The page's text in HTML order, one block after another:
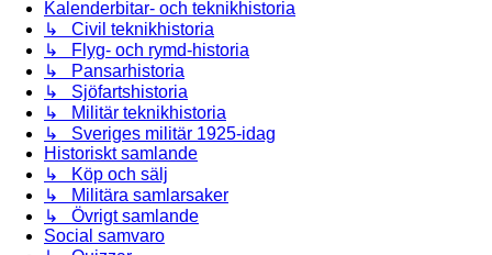
Kalenderbitar- och teknikhistoria
↳ Civil teknikhistoria
↳ Flyg- och rymd-historia
↳ Pansarhistoria
↳ Sjöfartshistoria
↳ Militär teknikhistoria
↳ Sveriges militär 1925-idag
Historiskt samlande
↳ Köp och sälj
↳ Militära samlarsaker
↳ Övrigt samlande
Social samvaro